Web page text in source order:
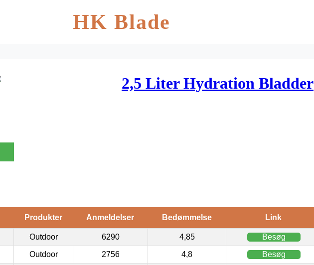
HK Blade
2,5 Liter Hydration Bladder
Produkter Anmeldelser Bedømmelse Link
Outdoor 6290 4,85 Besøg
Outdoor 2756 4,8 Besøg